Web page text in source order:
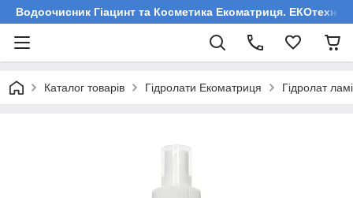
Водоочисник Гіацинт та Косметика Екоматриця.
Каталог товарів Гідролати Екоматриця Гідролат